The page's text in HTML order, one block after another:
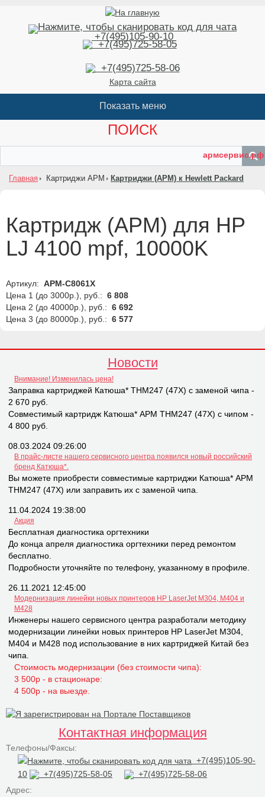
+7(495)105-90-10
+7(495)725-58-05
+7(495)725-58-06
Карта сайта
ПОИСК
армсервис.рф
Главная Картриджи АРМ Картриджи (АРМ) к Hewlett Packard
Картридж (АРМ) для HP
LJ 4100 mpf, 10000K
Артикул: АРМ-C8061X
Цена 1 (до 3000р.), руб.: 6 808
Цена 2 (до 40000р.), руб.: 6 692
Цена 3 (до 80000р.), руб.: 6 577
Новости
Внимание! Изменилась цена!
Заправка картриджей Катюша* THM247 (47X) с заменой чипа -
2 670 руб.
Совместимый картридж Катюша* APM THM247 (47X) с чипом -
4 800 руб.
08.03.2024 09:26:00
В прайс-листе нашего сервисного центра появился новый российский
бренд Катюша*.
Вы можете приобрести совместимые картриджи Катюша* APM
THM247 (47X) или заправить их с заменой чипа.
11.04.2024 19:38:00
Акция
Бесплатная диагностика оргтехники
До конца апреля диагностика оргтехники перед ремонтом
бесплатно.
Подробности уточняйте по телефону, указанному в профиле.
26.11.2021 12:45:00
Модернизация линейки новых принтеров НР LaserJet M304, M404 и
M428
Инженеры нашего сервисного центра разработали методику
модернизации линейки новых принтеров НР LaserJet M304,
M404 и M428 под использование в них картриджей Китай без
чипа.
Стоимость модернизации (без стоимости чипа):
3 500р - в стационаре:
4 500р - на выезде.
Контактная информация
Телефоны/Факсы:
+7(495)105-90-
10
+7(495)725-58-05
+7(495)725-58-06
Адрес: